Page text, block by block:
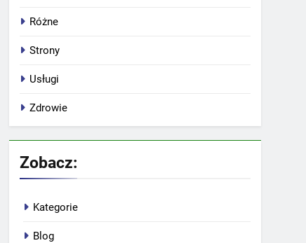
Różne
Strony
Usługi
Zdrowie
Zobacz:
Kategorie
Blog